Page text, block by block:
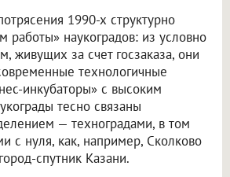
1990-х структурно
работы» наукоградов: из условно
живущих за счет госзаказа, они
технологичные
инкубаторы» с высоким
тесно связаны
— техноградами, в том
с нуля, как, например, Сколково
спутник Казани.